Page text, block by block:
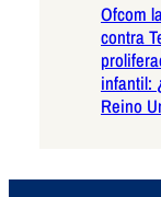
Ofcom
contra
infantil:
Reino